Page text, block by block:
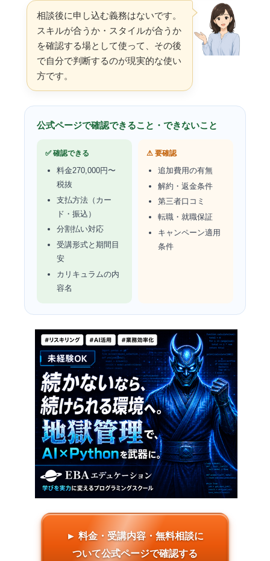
相談後に申し込む義務はないです。
スキルが合うか・スタイルが合うか
を確認する場として使って、その後
で自分で判断するのが現実的な使い
方です。
公式ページで確認できること・できないこと
✅ 確認できる
料金270,000円〜
税抜
支払方法（カー
ド・振込）
分割払い対応
受講形式と期間目
安
カリキュラムの内
容名
⚠ 要確認
追加費用の有無
解約・返金条件
第三者口コミ
転職・就職保証
キャンペーン適用
条件
► 料金・受講内容・無料相談に
ついて公式ページで確認する